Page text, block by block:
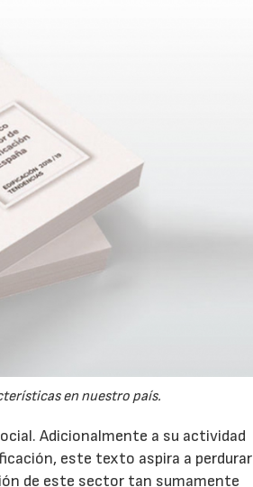
en nuestro país.
Adicionalmente a su actividad
este texto aspira a perdurar
de este sector tan sumamente